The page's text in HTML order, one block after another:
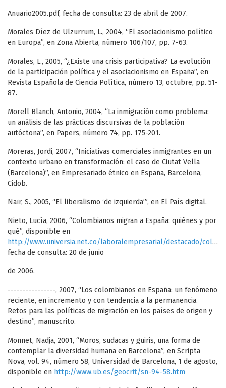
Anuario2005.pdf, fecha de consulta: 23 de abril de 2007.
Morales Díez de Ulzurrum, L., 2004, “El asociacionismo político
en Europa”, en Zona Abierta, número 106/107, pp. 7-63.
Morales, L., 2005, “¿Existe una crisis participativa? La evolución
de la participación política y el asociacionismo en España”, en
Revista Española de Ciencia Política, número 13, octubre, pp. 51-
87.
Morell Blanch, Antonio, 2004, “La inmigración como problema:
un análisis de las prácticas discursivas de la población
autóctona”, en Papers, número 74, pp. 175-201.
Moreras, Jordi, 2007, “Iniciativas comerciales inmigrantes en un
contexto urbano en transformación: el caso de Ciutat Vella
(Barcelona)”, en Empresariado étnico en España, Barcelona,
Cidob.
Naïr, S., 2005, “El liberalismo ‘de izquierda’”, en El País digital.
Nieto, Lucía, 2006, “Colombianos migran a España: quiénes y por
qué”, disponible en
http://www.universia.net.co/laboralempresarial/destacado/colombianosmigranaespanaquienesyporque.html
fecha de consulta: 20 de junio
de 2006.
----------------, 2007, “Los colombianos en España: un fenómeno
reciente, en incremento y con tendencia a la permanencia.
Retos para las políticas de migración en los países de origen y
destino”, manuscrito.
Monnet, Nadja, 2001, “Moros, sudacas y guiris, una forma de
contemplar la diversidad humana en Barcelona”, en Scripta
Nova, vol. 94, número 58, Universidad de Barcelona, 1 de agosto,
disponible en http://www.ub.es/geocrit/sn-94-58.htm